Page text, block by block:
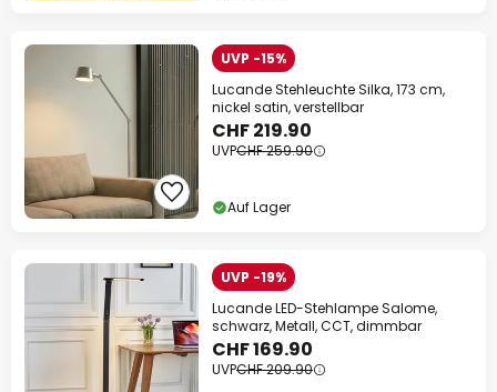
UVP -15%
Lucande Stehleuchte Silka, 173 cm,
nickel satin, verstellbar
CHF 219.90
UVPCHF 259.90
Auf Lager
UVP -19%
Lucande LED-Stehlampe Salome,
schwarz, Metall, CCT, dimmbar
CHF 169.90
UVPCHF 209.90